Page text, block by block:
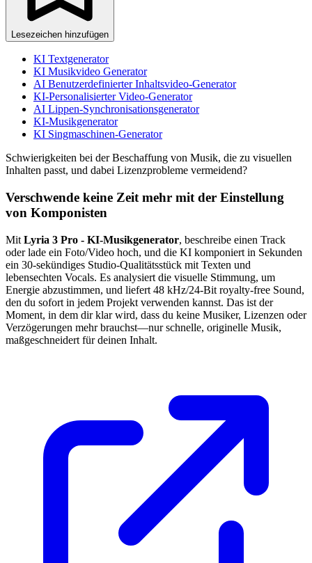
Lesezeichen hinzufügen
KI Textgenerator
KI Musikvideo Generator
AI Benutzerdefinierter Inhaltsvideo-Generator
KI-Personalisierter Video-Generator
AI Lippen-Synchronisationsgenerator
KI-Musikgenerator
KI Singmaschinen-Generator
Schwierigkeiten bei der Beschaffung von Musik, die zu visuellen
Inhalten passt, und dabei Lizenzprobleme vermeidend?
Verschwende keine Zeit mehr mit der Einstellung
von Komponisten
Mit Lyria 3 Pro - KI-Musikgenerator, beschreibe einen Track
oder lade ein Foto/Video hoch, und die KI komponiert in Sekunden
ein 30-sekündiges Studio-Qualitätsstück mit Texten und
lebensechten Vocals. Es analysiert die visuelle Stimmung, um
Energie abzustimmen, und liefert 48 kHz/24-Bit royalty-free Sound,
den du sofort in jedem Projekt verwenden kannst. Das ist der
Moment, in dem dir klar wird, dass du keine Musiker, Lizenzen oder
Verzögerungen mehr brauchst—nur schnelle, originelle Musik,
maßgeschneidert für deinen Inhalt.